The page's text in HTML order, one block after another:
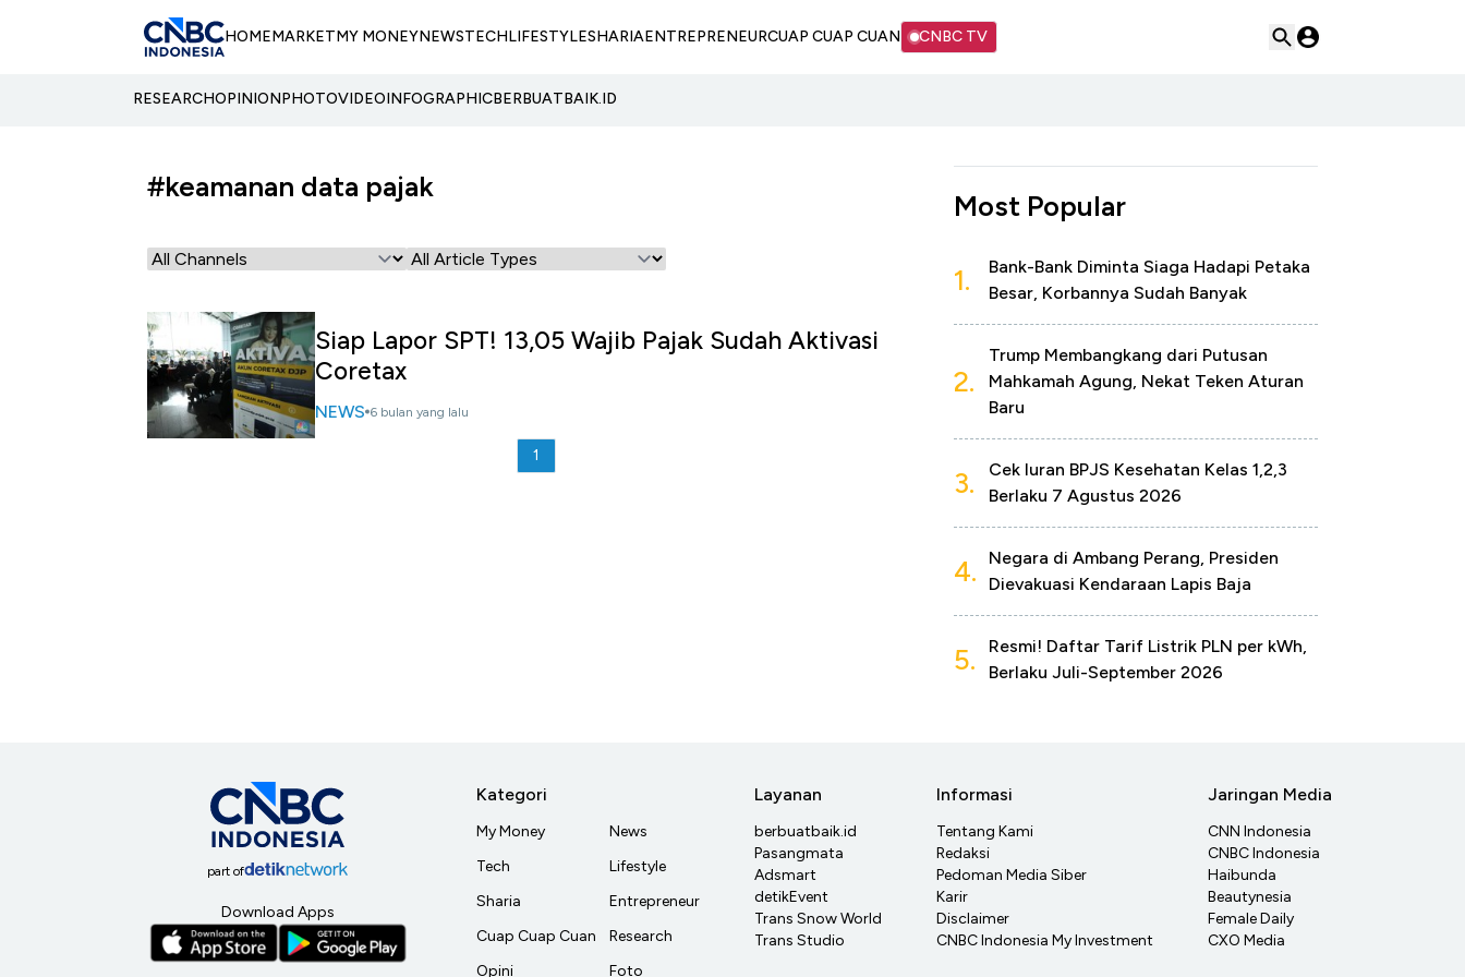
HOMEMARKETMY MONEYNEWSTECHLIFESTYLESHARIAENTREPRENEURCUAP CUAP CUAN CNBC TV
RESEARCHOPINIONPHOTOVIDEOINFOGRAPHICBERBUATBAIK.ID
#keamanan data pajak
Siap Lapor SPT! 13,05 Wajib Pajak Sudah Aktivasi
Coretax
NEWS 6 bulan yang lalu
1
Most Popular
1.
Bank-Bank Diminta Siaga Hadapi Petaka
Besar, Korbannya Sudah Banyak
2.
Trump Membangkang dari Putusan
Mahkamah Agung, Nekat Teken Aturan
Baru
3.
Cek Iuran BPJS Kesehatan Kelas 1,2,3
Berlaku 7 Agustus 2026
4.
Negara di Ambang Perang, Presiden
Dievakuasi Kendaraan Lapis Baja
5.
Resmi! Daftar Tarif Listrik PLN per kWh,
Berlaku Juli-September 2026
part of
Download Apps
Kategori
My Money
Tech
Sharia
Cuap Cuap Cuan
Opini
News
Lifestyle
Entrepreneur
Research
Foto
Layanan
berbuatbaik.id
Pasangmata
Adsmart
detikEvent
Trans Snow World
Trans Studio
Informasi
Tentang Kami
Redaksi
Pedoman Media Siber
Karir
Disclaimer
CNBC Indonesia My Investment
Jaringan Media
CNN Indonesia
CNBC Indonesia
Haibunda
Beautynesia
Female Daily
CXO Media